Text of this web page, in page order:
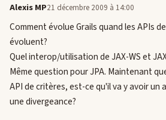
Alexis MP21 décembre 2009 à 14:00
Comment évolue Grails quand les APIs
évoluent?
Quel interop/utilisation de JAX-WS et
Même question pour JPA. Maintenant
API de critères, est-ce qu'il va y avoir un
une divergeance?